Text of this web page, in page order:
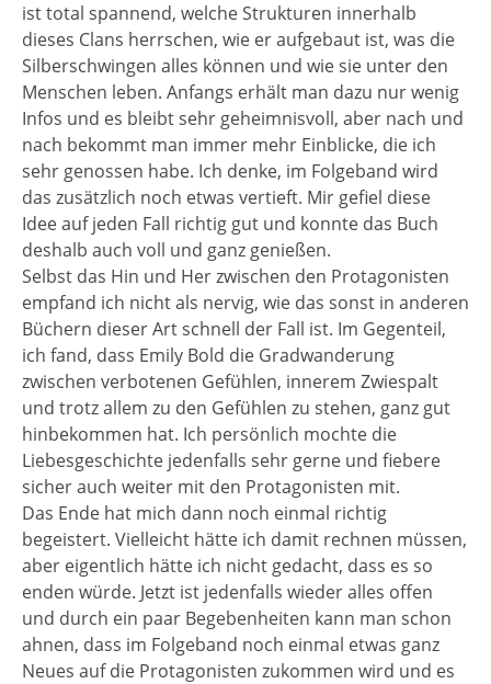
ist total spannend, welche Strukturen innerhalb
dieses Clans herrschen, wie er aufgebaut ist, was die
Silberschwingen alles können und wie sie unter den
Menschen leben. Anfangs erhält man dazu nur wenig
Infos und es bleibt sehr geheimnisvoll, aber nach und
nach bekommt man immer mehr Einblicke, die ich
sehr genossen habe. Ich denke, im Folgeband wird
das zusätzlich noch etwas vertieft. Mir gefiel diese
Idee auf jeden Fall richtig gut und konnte das Buch
deshalb auch voll und ganz genießen.
Selbst das Hin und Her zwischen den Protagonisten
empfand ich nicht als nervig, wie das sonst in anderen
Büchern dieser Art schnell der Fall ist. Im Gegenteil,
ich fand, dass Emily Bold die Gradwanderung
zwischen verbotenen Gefühlen, innerem Zwiespalt
und trotz allem zu den Gefühlen zu stehen, ganz gut
hinbekommen hat. Ich persönlich mochte die
Liebesgeschichte jedenfalls sehr gerne und fiebere
sicher auch weiter mit den Protagonisten mit.
Das Ende hat mich dann noch einmal richtig
begeistert. Vielleicht hätte ich damit rechnen müssen,
aber eigentlich hätte ich nicht gedacht, dass es so
enden würde. Jetzt ist jedenfalls wieder alles offen
und durch ein paar Begebenheiten kann man schon
ahnen, dass im Folgeband noch einmal etwas ganz
Neues auf die Protagonisten zukommen wird und es